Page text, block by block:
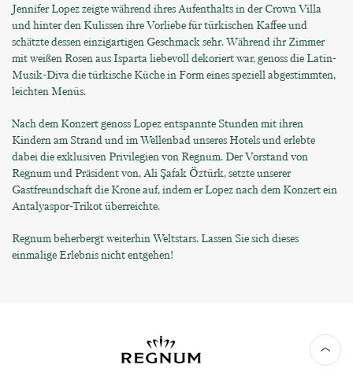
Jennifer Lopez zeigte während ihres Aufenthalts in der Crown Villa
und hinter den Kulissen ihre Vorliebe für türkischen Kaffee und
schätzte dessen einzigartigen Geschmack sehr. Während ihr Zimmer
mit weißen Rosen aus Isparta liebevoll dekoriert war, genoss die Latin-
Musik-Diva die türkische Küche in Form eines speziell abgestimmten,
leichten Menüs.
Nach dem Konzert genoss Lopez entspannte Stunden mit ihren
Kindern am Strand und im Wellenbad unseres Hotels und erlebte
dabei die exklusiven Privilegien von Regnum. Der Vorstand von
Regnum und Präsident von, Ali Şafak Öztürk, setzte unserer
Gastfreundschaft die Krone auf, indem er Lopez nach dem Konzert ein
Antalyaspor-Trikot überreichte.
Regnum beherbergt weiterhin Weltstars. Lassen Sie sich dieses
einmalige Erlebnis nicht entgehen!